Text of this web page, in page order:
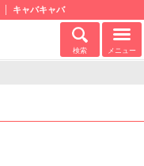
キャバキャバ
検索 メニュー